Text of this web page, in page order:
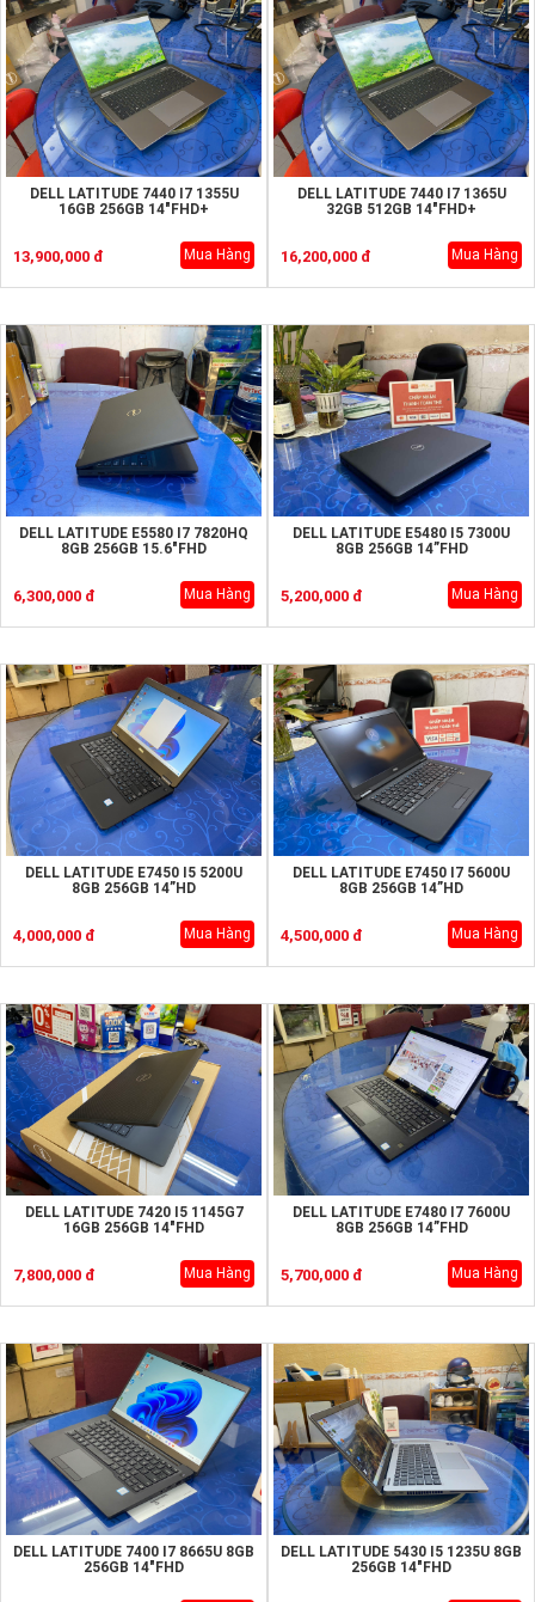
DELL LATITUDE 7440 I7 1355U
16GB 256GB 14"FHD+
13,900,000 đ Mua Hàng
DELL LATITUDE 7440 I7 1365U
32GB 512GB 14"FHD+
16,200,000 đ Mua Hàng
DELL LATITUDE E5580 I7 7820HQ
8GB 256GB 15.6"FHD
6,300,000 đ Mua Hàng
DELL LATITUDE E5480 I5 7300U
8GB 256GB 14”FHD
5,200,000 đ Mua Hàng
DELL LATITUDE E7450 I5 5200U
8GB 256GB 14”HD
4,000,000 đ Mua Hàng
DELL LATITUDE E7450 I7 5600U
8GB 256GB 14”HD
4,500,000 đ Mua Hàng
DELL LATITUDE 7420 I5 1145G7
16GB 256GB 14"FHD
7,800,000 đ Mua Hàng
DELL LATITUDE E7480 I7 7600U
8GB 256GB 14”FHD
5,700,000 đ Mua Hàng
DELL LATITUDE 7400 I7 8665U 8GB
256GB 14"FHD
DELL LATITUDE 5430 I5 1235U 8GB
256GB 14"FHD